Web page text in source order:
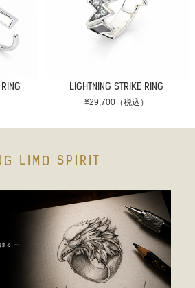
LIGHTNING STRIKE RING
¥29,700（税込）
LIMO SPIRIT